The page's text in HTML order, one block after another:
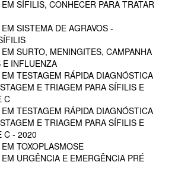
SÍFILIS, CONHECER PARA TRATAR
SISTEMA DE AGRAVOS -
SURTO, MENINGITES, CAMPANHA
E INFLUENZA
TESTAGEM RÁPIDA DIAGNÓSTICA
E TRIAGEM PARA SÍFILIS E
C
TESTAGEM RÁPIDA DIAGNÓSTICA
E TRIAGEM PARA SÍFILIS E
C - 2020
TOXOPLASMOSE
URGÊNCIA E EMERGÊNCIA PRÉ